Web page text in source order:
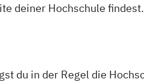
deiner Hochschule
du in der Regel die